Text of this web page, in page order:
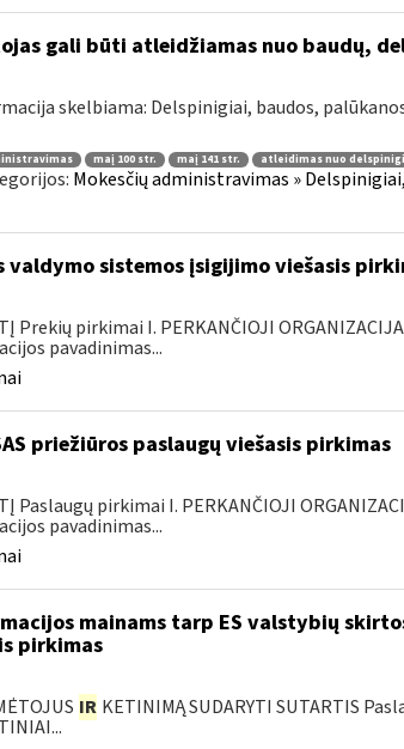
gali būti atleidžiamas nuo baudų,
skelbiama: Delspinigiai, baudos,
maį 100 str. maį 141 str. atleidimas nuo
Mokesčių administravimas »
sistemos įsigijimo viešasis
Prekių pirkimai I. PERKANČIOJI
pavadinimas...
priežiūros paslaugų viešasis pirkimas
Paslaugų pirkimai I. PERKANČIOJI
pavadinimas...
mainams tarp ES valstybių
pirkimas
IR KETINIMĄ SUDARYTI SUTARTIS